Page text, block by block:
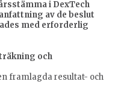
i DexTech
av de beslut
med erforderlig
och
framlagda resultat- och